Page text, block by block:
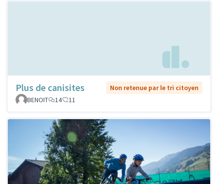
Plus de canisites
Non retenue par le tri citoyen
BENOIT
14 11